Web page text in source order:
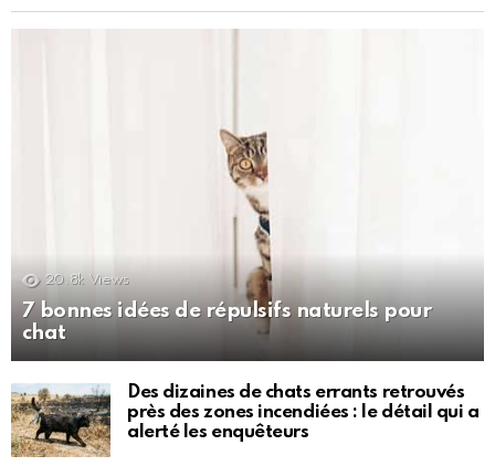
20.8k Views
7 bonnes idées de répulsifs naturels pour
chat
Des dizaines de chats errants retrouvés
près des zones incendiées : le détail qui a
alerté les enquêteurs